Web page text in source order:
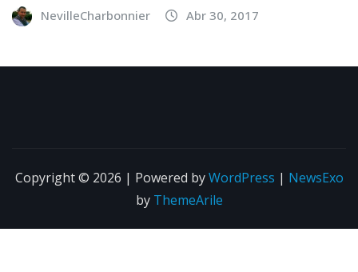
NevilleCharbonnier Abr 30, 2017
Copyright © 2026 | Powered byWordPress | NewsExo
by ThemeArile